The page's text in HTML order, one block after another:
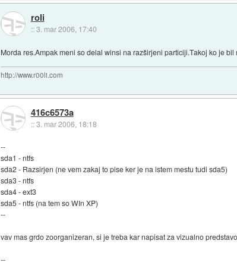
roli
::3. mar 2006, 17:40
Morda res.Ampak meni so delal winsi na razširjeni particiji.Takoj ko je
http://www.r00li.com
416c6573a
::3. mar 2006, 18:18
--
sda1 - ntfs
sda2 - Razsirjen (ne vem zakaj to pise ker je na istem mestu tudi sda5)
sda3 - ntfs
sda4 - ext3
sda5 - ntfs (na tem so WIn XP)
--
vav mas grdo zoorganizeran, si je treba kar napisat za vizualno predstavo
--